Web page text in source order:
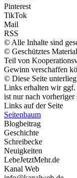
Pinterest
TikTok
Mail
RSS
© Alle Inhalte sind
© Geschütztes
Teil von
Gewinn verschaffen
© Diese Seite
Links erhalten wir
ist nur nach
Links auf der Seite
Seitenbaum
Blogbeitrag
Geschichte
Schreibecke
Neuigkeiten
LebeJetztMehr.de
Kanal Web